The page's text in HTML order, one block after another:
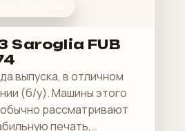
Saroglia FUB
выпуска, в отличном
(б/у). Машины этого
рассматривают
печать,